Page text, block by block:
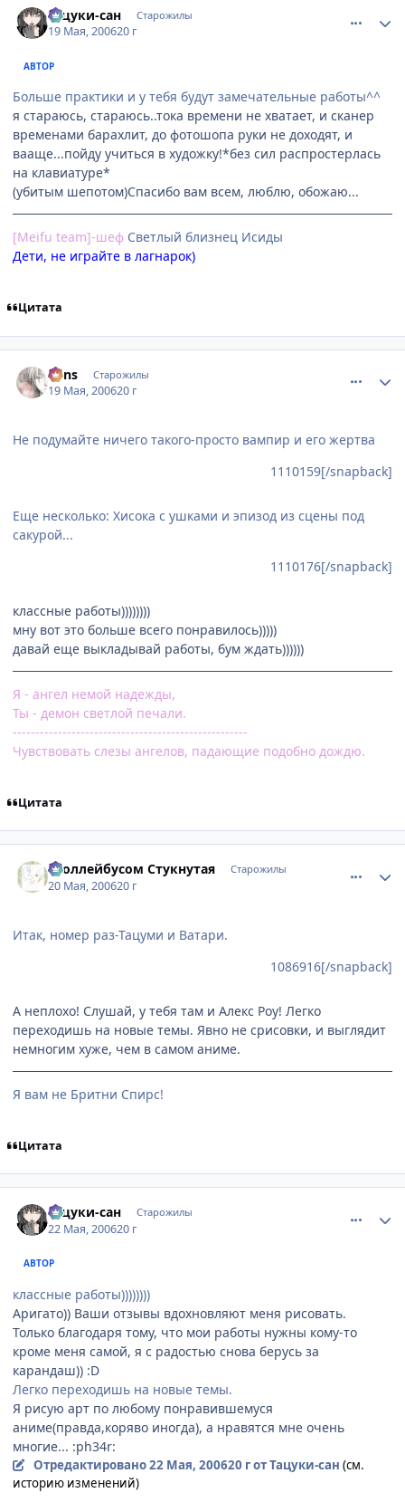
Тацуки-сан Старожилы
19 Мая, 200620 г
АВТОР
Больше практики и у тебя будут замечательные работы^^
я стараюсь, стараюсь..тока времени не хватает, и сканер
временами барахлит, до фотошопа руки не доходят, и
вааще...пойду учиться в художку!*без сил распростерлась
на клавиатуре*
(убитым шепотом)Спасибо вам всем, люблю, обожаю...
[Meifu team]-шеф Cветлый близнец Исиды
Дети, не играйте в лагнарок)
Цитата
vons Старожилы
19 Мая, 200620 г
Не подумайте ничего такого-просто вампир и его жертва
1110159[/snapback]
Еще несколько: Хисока с ушками и эпизод из сцены под
сакурой...
1110176[/snapback]
классные работы))))))))
мну вот это больше всего понравилось)))))
давай еще выкладывай работы, бум ждать))))))
Я - ангел немой надежды,
Ты - демон светлой печали.
----------------------------------------------------
Чувствовать слезы ангелов, падающие подобно дождю.
Цитата
Троллейбусом Стукнутая Старожилы
20 Мая, 200620 г
Итак, номер раз-Тацуми и Ватари.
1086916[/snapback]
А неплохо! Слушай, у тебя там и Алекс Роу! Легко
переходишь на новые темы. Явно не срисовки, и выглядит
немногим хуже, чем в самом аниме.
Я вам не Бритни Спирс!
Цитата
Тацуки-сан Старожилы
22 Мая, 200620 г
АВТОР
классные работы))))))))
Аригато)) Ваши отзывы вдохновляют меня рисовать.
Только благодаря тому, что мои работы нужны кому-то
кроме меня самой, я с радостью снова берусь за
карандаш)) :D
Легко переходишь на новые темы.
Я рисую арт по любому понравившемуся
аниме(правда,коряво иногда), а нравятся мне очень
многие... :ph34r:
Отредактировано22 Мая, 200620 гот Тацуки-сан (см.
историю изменений)